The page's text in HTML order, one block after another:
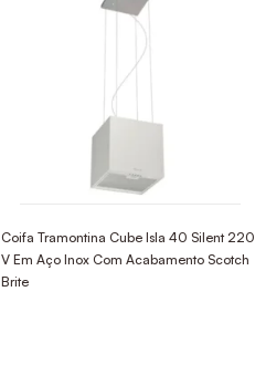
Coifa Tramontina Cube Isla 40 Silent 220
V Em Aço Inox Com Acabamento Scotch
Brite